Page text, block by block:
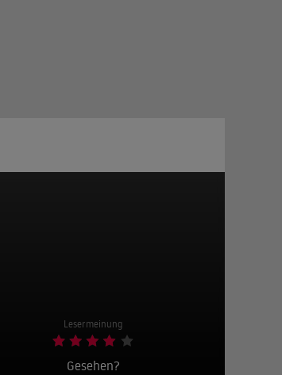
Lesermeinung
Gesehen?